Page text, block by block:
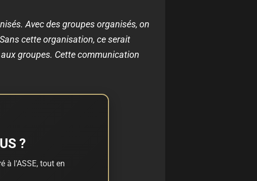
Avec des groupes organisés, on
cette organisation, ce serait
groupes. Cette communication
?
à l'ASSE, tout en